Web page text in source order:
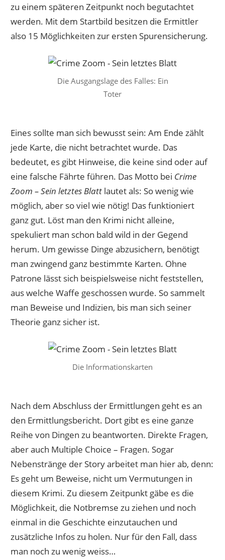
zu einem späteren Zeitpunkt noch begutachtet
werden. Mit dem Startbild besitzen die Ermittler
also 15 Möglichkeiten zur ersten Spurensicherung.
Die Ausgangslage des Falles: Ein
Toter
Eines sollte man sich bewusst sein: Am Ende zählt
jede Karte, die nicht betrachtet wurde. Das
bedeutet, es gibt Hinweise, die keine sind oder auf
eine falsche Fährte führen. Das Motto bei Crime
Zoom – Sein letztes Blatt lautet als: So wenig wie
möglich, aber so viel wie nötig! Das funktioniert
ganz gut. Löst man den Krimi nicht alleine,
spekuliert man schon bald wild in der Gegend
herum. Um gewisse Dinge abzusichern, benötigt
man zwingend ganz bestimmte Karten. Ohne
Patrone lässt sich beispielsweise nicht feststellen,
aus welche Waffe geschossen wurde. So sammelt
man Beweise und Indizien, bis man sich seiner
Theorie ganz sicher ist.
Die Informationskarten
Nach dem Abschluss der Ermittlungen geht es an
den Ermittlungsbericht. Dort gibt es eine ganze
Reihe von Dingen zu beantworten. Direkte Fragen,
aber auch Multiple Choice – Fragen. Sogar
Nebenstränge der Story arbeitet man hier ab, denn:
Es geht um Beweise, nicht um Vermutungen in
diesem Krimi. Zu diesem Zeitpunkt gäbe es die
Möglichkeit, die Notbremse zu ziehen und noch
einmal in die Geschichte einzutauchen und
zusätzliche Infos zu holen. Nur für den Fall, dass
man noch zu wenig weiss…